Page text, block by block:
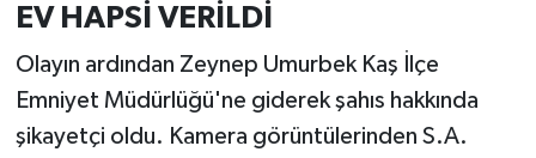
EV HAPSİ VERİLDİ
Olayın ardından Zeynep Umurbek Kaş İlçe
Emniyet Müdürlüğü'ne giderek şahıs hakkında
şikayetçi oldu. Kamera görüntülerinden S.A.